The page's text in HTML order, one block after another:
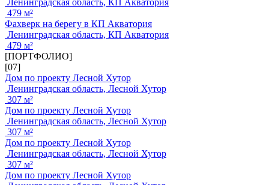
Ленинградская область, КП Акватория
479 м²
Фахверк на берегу в КП Акватория
Ленинградская область, КП Акватория
479 м²
[ПОРТФОЛИО]
[07]
Дом по проекту Лесной Хутор
Ленинградская область, Лесной Хутор
307 м²
Дом по проекту Лесной Хутор
Ленинградская область, Лесной Хутор
307 м²
Дом по проекту Лесной Хутор
Ленинградская область, Лесной Хутор
307 м²
Дом по проекту Лесной Хутор